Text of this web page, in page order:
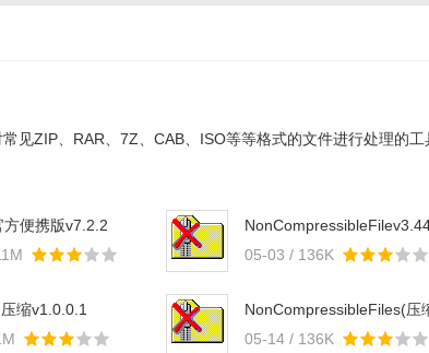
见ZIP、RAR、7Z、CAB、ISO等等格式的文件进行处理的工
方便携版v7.2.2
05-03 / 136K
缩v1.0.0.1
NonCompressibleFiles(压
05-14 / 136K